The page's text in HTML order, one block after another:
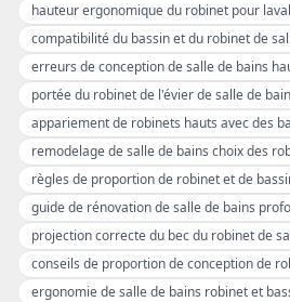
hauteur ergonomique du robinet pour
compatibilité du bassin et du robinet de
erreurs de conception de salle de bains
portée du robinet de l'évier de salle de
appariement de robinets hauts avec des
remodelage de salle de bains choix des
règles de proportion de robinet et de
guide de rénovation de salle de bains
projection correcte du bec du robinet de
conseils de proportion de conception de
ergonomie de salle de bains robinet et